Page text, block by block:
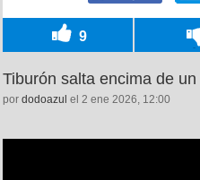
9
Tiburón salta encima de
por dodoazul el 2 ene 2026, 12:00